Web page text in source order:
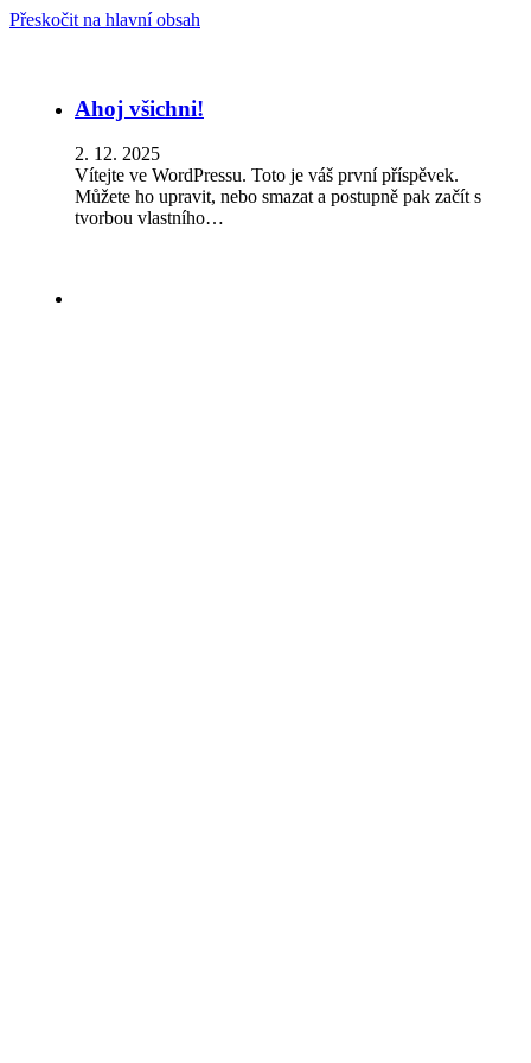
Přeskočit na hlavní obsah
Ahoj všichni!
2. 12. 2025
Vítejte ve WordPressu. Toto je váš první příspěvek.
Můžete ho upravit, nebo smazat a postupně pak začít s
tvorbou vlastního…